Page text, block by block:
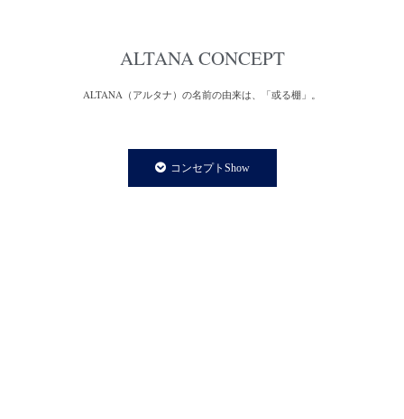
ALTANA CONCEPT
ALTANA（アルタナ）の名前の由来は、「或る棚」。
私たちの永遠のテーマであり、願いです。
コンセプトShow